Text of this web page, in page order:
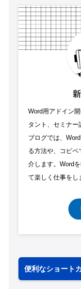
Word用アドイン
タント、セミナ
ブログでは、
る方法や、コピペ
介します。Word
て楽しく仕事をし
便利なショー